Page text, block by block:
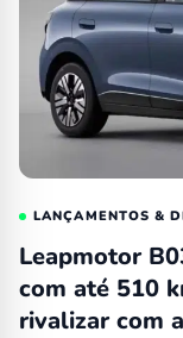
LANÇAMENTOS &
Leapmotor
com até 510
rivalizar com